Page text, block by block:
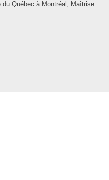
du Québec à Montréal, Maîtrise